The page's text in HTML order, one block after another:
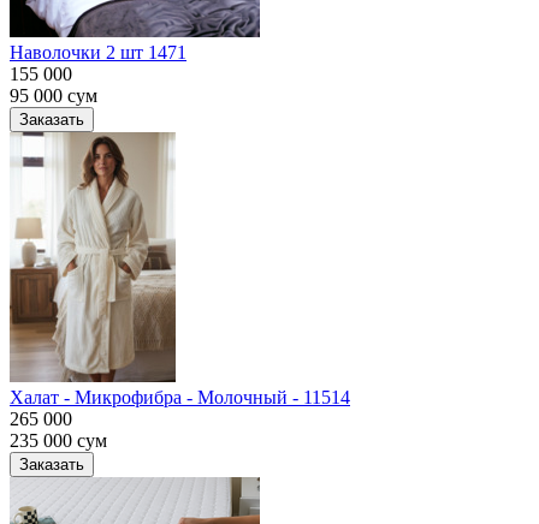
Наволочки 2 шт 1471
155 000
95 000 сум
Заказать
Халат - Микрофибра - Молочный - 11514
265 000
235 000 сум
Заказать